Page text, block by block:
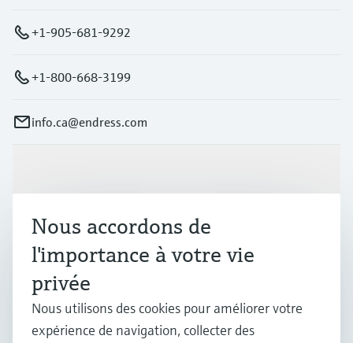
+1-905-681-9292
+1-800-668-3199
info.ca@endress.com
Industries
Support
Nous accordons de
l'importance à votre vie
privée
Nous utilisons des cookies pour améliorer votre
expérience de navigation, collecter des